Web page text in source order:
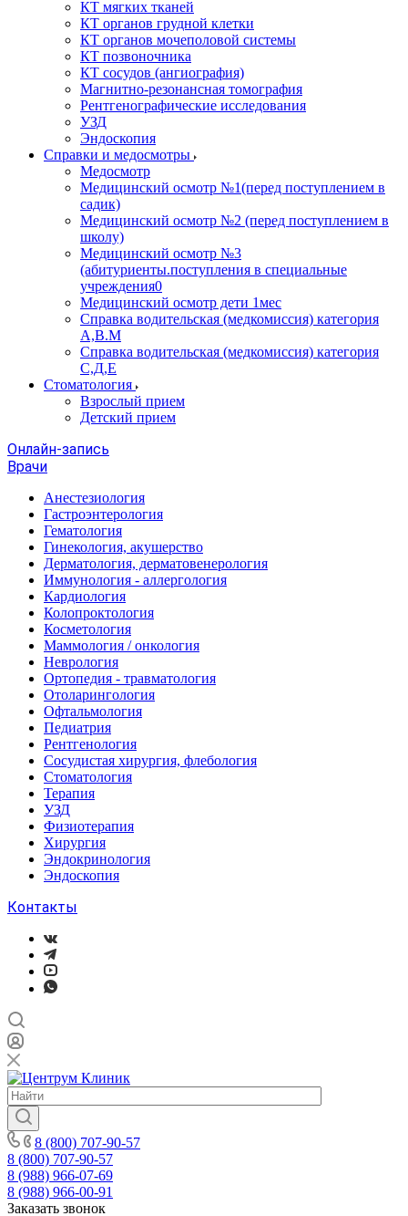
КТ мягких тканей
КТ органов грудной клетки
КТ органов мочеполовой системы
КТ позвоночника
КТ сосудов (ангиография)
Магнитно-резонансная томография
Рентгенографические исследования
УЗД
Эндоскопия
Справки и медосмотры
Медосмотр
Медицинский осмотр №1(перед поступлением в
садик)
Медицинский осмотр №2 (перед поступлением в
школу)
Медицинский осмотр №3
(абитуриенты.поступления в специальные
учреждения0
Медицинский осмотр дети 1мес
Справка водительская (медкомиссия) категория
А,В.М
Справка водительская (медкомиссия) категория
С,Д,Е
Стоматология
Взрослый прием
Детский прием
Онлайн-запись
Врачи
Анестезиология
Гастроэнтерология
Гематология
Гинекология, акушерство
Дерматология, дерматовенерология
Иммунология - аллергология
Кардиология
Колопроктология
Косметология
Маммология / онкология
Неврология
Ортопедия - травматология
Отоларингология
Офтальмология
Педиатрия
Рентгенология
Сосудистая хирургия, флебология
Стоматология
Терапия
УЗД
Физиотерапия
Хирургия
Эндокринология
Эндоскопия
Контакты
8 (800) 707-90-57
8 (800) 707-90-57
8 (988) 966-07-69
8 (988) 966-00-91
Заказать звонок